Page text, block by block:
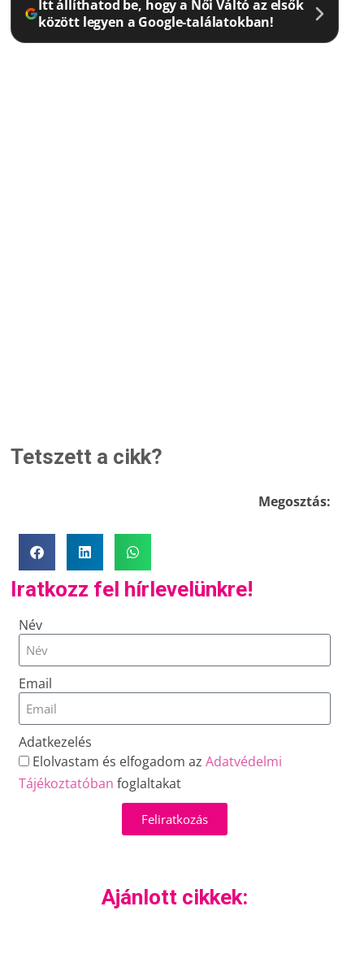
Itt állíthatod be, hogy a Női Váltó az elsők
között legyen a Google-találatokban!
Tetszett a cikk?
Megosztás:
Iratkozz fel hírlevelünkre!
Név
Email
Adatkezelés
Elolvastam és elfogadom azAdatvédelmi
Tájékoztatóban foglaltakat
Feliratkozás
Ajánlott cikkek: